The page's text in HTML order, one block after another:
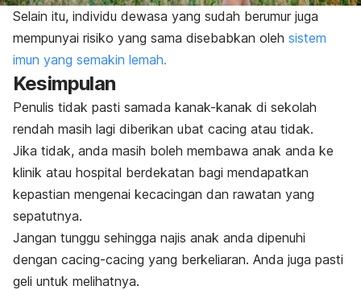
Selain itu, individu dewasa yang sudah berumur juga
mempunyai risiko yang sama disebabkan oleh sistem
imun yang semakin lemah.
Kesimpulan
Penulis tidak pasti samada kanak-kanak di sekolah
rendah masih lagi diberikan ubat cacing atau tidak.
Jika tidak, anda masih boleh membawa anak anda ke
klinik atau hospital berdekatan bagi mendapatkan
kepastian mengenai kecacingan dan rawatan yang
sepatutnya.
Jangan tunggu sehingga najis anak anda dipenuhi
dengan cacing-cacing yang berkeliaran. Anda juga pasti
geli untuk melihatnya.